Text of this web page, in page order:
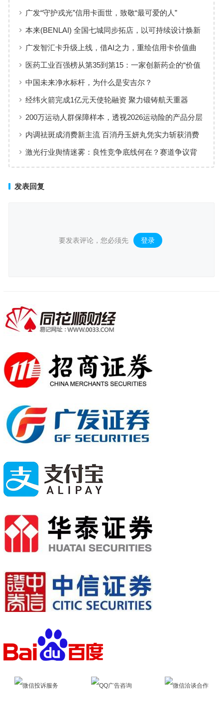
回答：卡点不在模型，而在使用方式
广发“守护戎光”信用卡面世，致敬“最可爱的人”
本来(BENLAI) 全国七城同步拓店，以可持续设计焕新
品牌体验
广发智汇卡升级上线，借AI之力，重绘信用卡价值曲
线
医药工业百强榜从第35到第15：一家创新药企的“价值
增长”样本
中国未来净水标杆，为什么是安吉尔？
经纬火箭完成1亿元天使轮融资 聚力锻铸航天重器
200万运动人群保障样本，透视2026运动险的产品分层
与适配逻辑
内调祛斑成消费新主流 百消丹玉妍丸凭实力斩获消费
者认可
激光行业舆情迷雾：良性竞争底线何在？赛道争议背
发表回复
要发表评论，您必须先 登录 。
微信投诉服务 QQ广告咨询 微信洽谈合作